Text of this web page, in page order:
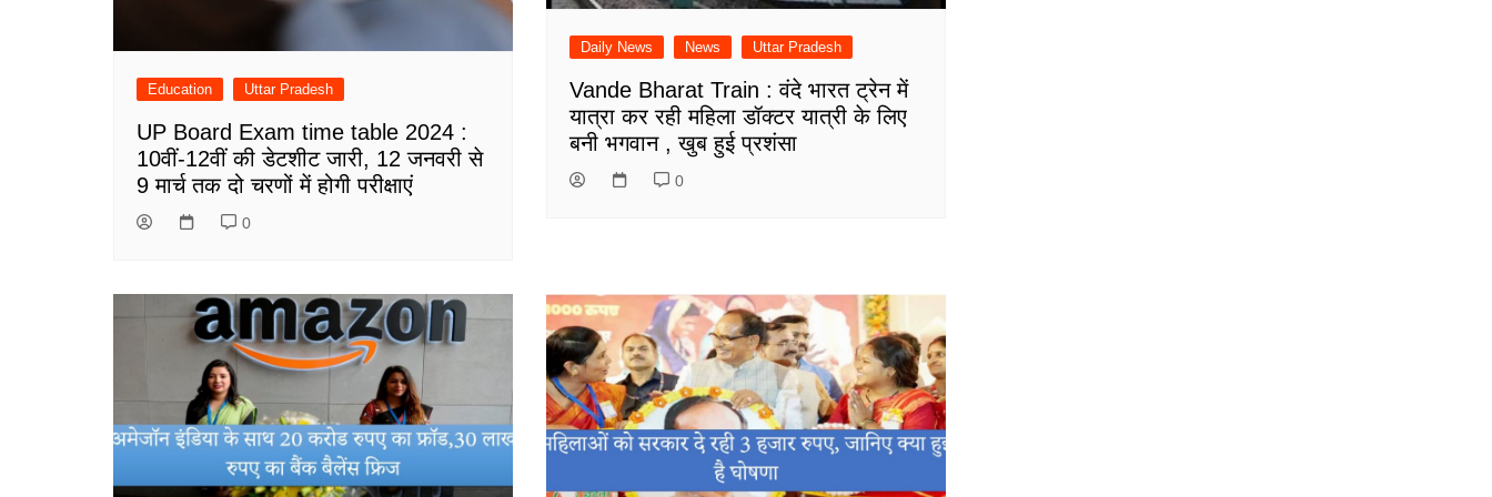
Education Uttar Pradesh
UP Board Exam time table 2024 :
10वीं-12वीं की डेटशीट जारी, 12 जनवरी से
9 मार्च तक दो चरणों में होगी परीक्षाएं
0
Daily News News Uttar Pradesh
Vande Bharat Train : वंदे भारत ट्रेन में
यात्रा कर रही महिला डॉक्टर यात्री के लिए
बनी भगवान , खुब हुई प्रशंसा
0